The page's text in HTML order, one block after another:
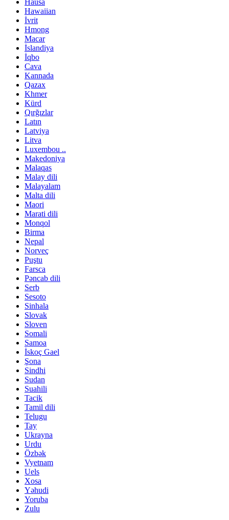
Hawaiian
İvrit
Hmong
Macar
İslandiya
İqbo
Cava
Kannada
Qazax
Khmer
Kürd
Qırğızlar
Latın
Latviya
Litva
Luxembou ..
Makedoniya
Malaqas
Malay dili
Malayalam
Malta dili
Maori
Marati dili
Monqol
Birma
Nepal
Norveç
Puştu
Farsca
Pəncab dili
Serb
Sesoto
Sinhala
Slovak
Sloven
Somali
Samoa
İskoç Gael
Şona
Sindhi
Sudan
Suahili
Tacik
Tamil dili
Telugu
Tay
Ukrayna
Urdu
Özbək
Vyetnam
Uels
Xosa
Yəhudi
Yoruba
Zulu